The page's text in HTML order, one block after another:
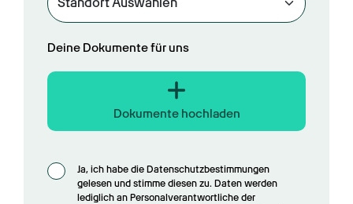
Deine Dokumente für uns
Dokumente hochladen
Ja, ich habe die Datenschutzbestimmungen
gelesen und stimme diesen zu. Daten werden
lediglich an Personalverantwortliche der